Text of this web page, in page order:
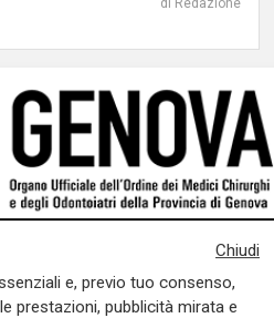
di Redazione
Chiudi
e, previo tuo consenso,
prestazioni, pubblicità mirata e